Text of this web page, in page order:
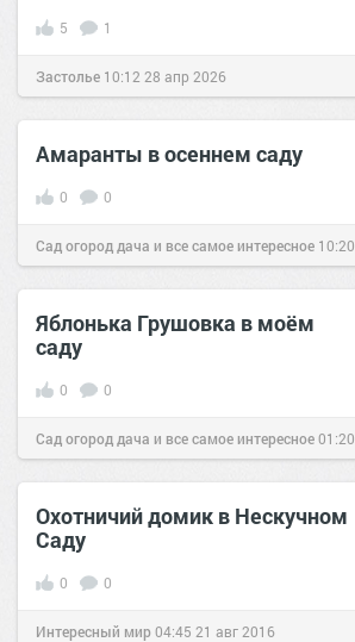
5 1
Застолье 10:12 28 апр 2026
Амаранты в осеннем саду
0 0
Сад огород дача и все самое интересное 10:20
22 сен 2016
Яблонька Грушовка в моём
саду
0 0
Сад огород дача и все самое интересное01:20
08 ноя 2016
Охотничий домик в Нескучном
Саду
0 0
Интересный мир04:45 21 авг 2016